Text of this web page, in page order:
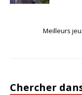
Meilleurs
Chercher